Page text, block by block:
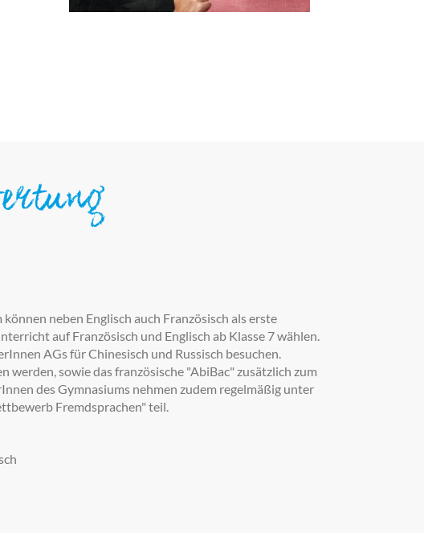
neben Englisch auch Französisch als erste
auf Französisch und Englisch ab Klasse 7 wählen.
AGs für Chinesisch und Russisch besuchen.
sowie das französische "AbiBac" zusätzlich zum
des Gymnasiums nehmen zudem regelmäßig unter
Fremdsprachen" teil.